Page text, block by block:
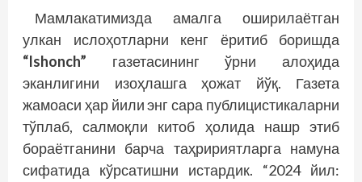
Мамлакатимизда амалга оширилаётган
улкан ислоҳотларни кенг ёритиб боришда
“Ishonch” газетасининг ўрни алоҳида
эканлигини изоҳлашга ҳожат йўқ. Газета
жамоаси ҳар йили энг сара публицистикаларни
тўплаб, салмоқли китоб ҳолида нашр этиб
бораётганини барча таҳририятларга намуна
сифатида кўрсатишни истардик. “2024 йил: